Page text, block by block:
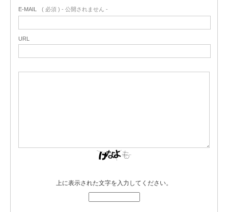
E-MAIL ( 必須 ) - 公開されません -
URL
上に表示された文字を入力してください。